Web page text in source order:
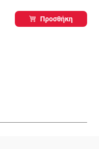
Προσθήκη